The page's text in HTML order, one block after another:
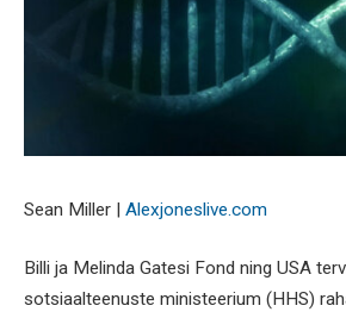
Sean Miller | Alexjoneslive.com
Billi ja Melinda Gatesi Fond ning USA
sotsiaalteenuste ministeerium (HHS)